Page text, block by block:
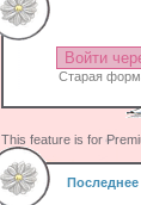
Войти
Старая
This feature is for